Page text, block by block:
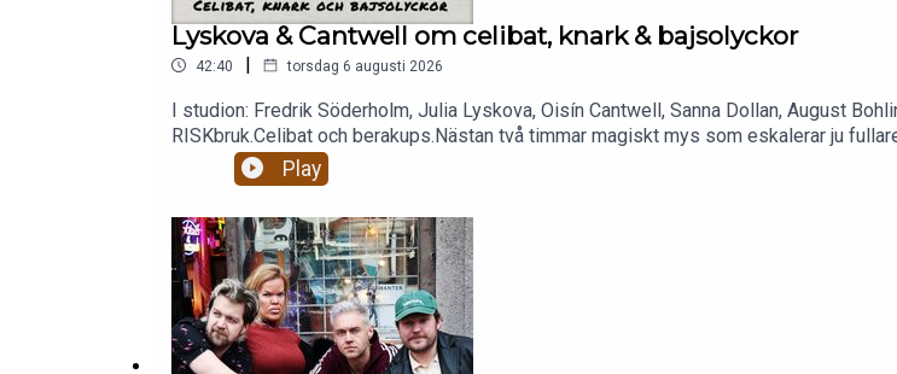
Lyskova & Cantwell om celibat, knark & bajsolyckor
42:40 | torsdag 6 augusti 2026
I studion: Fredrik Söderholm, Julia Lyskova, Oisín Cantwell, Sanna Dollan, August
RISKbruk.Celibat och berakups.Nästan två timmar magiskt mys som eskalerar ju
patreon.com/gottsnack och få HELA avsnittet!
Play